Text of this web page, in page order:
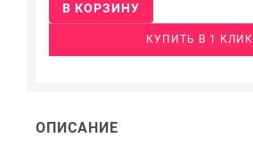
В КОРЗИНУ
КУПИТЬ В 1 КЛИК
ОПИСАНИЕ